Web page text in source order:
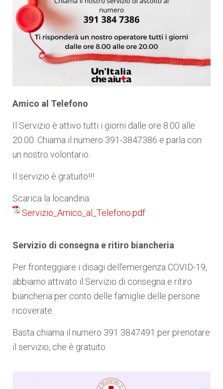
Amico al Telefono
Il Servizio è attivo tutti i giorni dalle ore 8.00 alle
20.00. Chiama il numero 391-3847386 e parla con
un nostro volontario.
Il servizio è gratuito!!!
Scarica la locandina:
Servizio_Amico_al_Telefono.pdf
Servizio di consegna e ritiro biancheria
Per fronteggiare i disagi dell’emergenza COVID-19,
abbiamo attivato il Servizio di consegna e ritiro
biancheria per conto delle famiglie delle persone
ricoverate.
Basta chiama il numero 391 3847491 per prenotare
il servizio, che è gratuito.